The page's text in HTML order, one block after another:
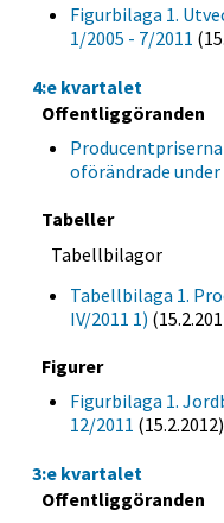
Figurbilaga 1.
1/2005 - 7/2011
4:e kvartalet
Offentliggöranden
oförändrade
Tabeller
Tabellbilagor
Tabellbilaga 1.
IV/2011 1)
Figurer
Figurbilaga 1.
12/2011 (15.2.2012)
3:e kvartalet
Offentliggöranden